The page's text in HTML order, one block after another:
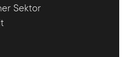
Sektor